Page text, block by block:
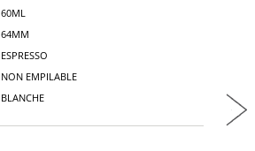
60ML
64MM
ESPRESSO
NON EMPILABLE
BLANCHE